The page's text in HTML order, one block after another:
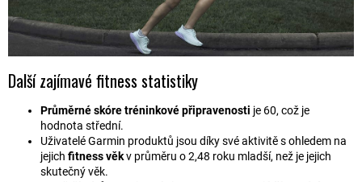
Další zajímavé fitness statistiky
Průměrné skóre tréninkové připravenosti je 60, což je
hodnota střední.
Uživatelé Garmin produktů jsou díky své aktivitě s ohledem na
jejich fitness věkv průměru o 2,48 roku mladší, než je jejich
skutečný věk.